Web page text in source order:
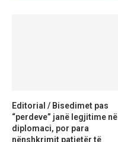
Editorial / Bisedimet pas
“perdeve” janë legjitime në
diplomaci, por para
nënshkrimit patjetër të